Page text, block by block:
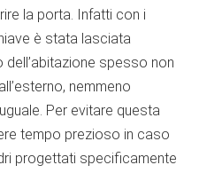
la porta. Infatti con i
è stata lasciata
dell’abitazione spesso non
nemmeno
Per evitare questa
tempo prezioso in caso
progettati specificamente